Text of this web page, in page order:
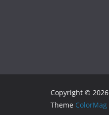
Copyright © 2026
Theme ColorMag